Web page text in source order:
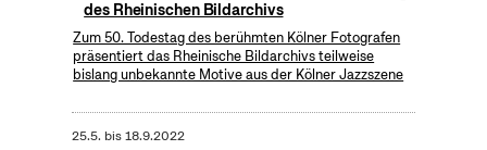
des Rheinischen Bildarchivs
Zum 50. Todestag des berühmten Kölner Fotografen
präsentiert das Rheinische Bildarchivs teilweise
bislang unbekannte Motive aus der Kölner Jazzszene
25.5. bis18.9.2022